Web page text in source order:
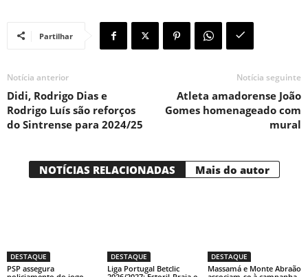
Partilhar
Notícia anterior
Didi, Rodrigo Dias e
Rodrigo Luís são reforços
do Sintrense para 2024/25
Notícia seguinte
Atleta amadorense João
Gomes homenageado com
mural
NOTÍCIAS RELACIONADAS Mais do autor
DESTAQUE
PSP assegura
DESTAQUE
Liga Portugal Betclic
DESTAQUE
Massamá e Monte Abraão